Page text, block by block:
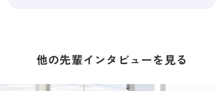
他の先輩インタビューを見る